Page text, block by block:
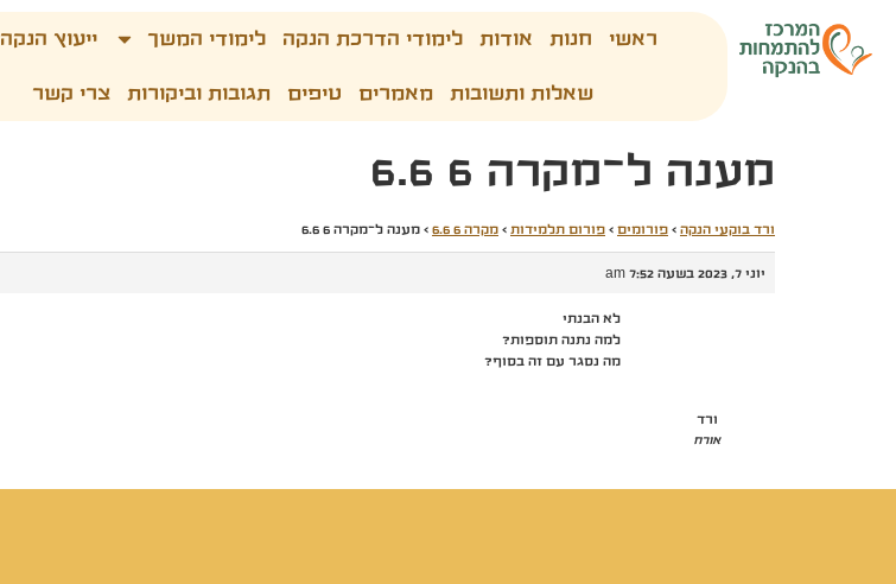
ראשי חנות אודות לימודי הדרכת הנקה לימודי המשך ייעוץ הנקה
שאלות ותשובות מאמרים טיפים תגובות וביקורות צרי קשר
מענה ל־מקרה 6 6.6
ורד בוקעי הנקה › פורומים › פורום תלמידות › מקרה 6 6.6 › מענה ל־מקרה 6 6.6
יוני 7, 2023 בשעה 7:52 am
ורד
אורח
לא הבנתי
למה נתנה תוספות?
מה נסגר עם זה בסוף?